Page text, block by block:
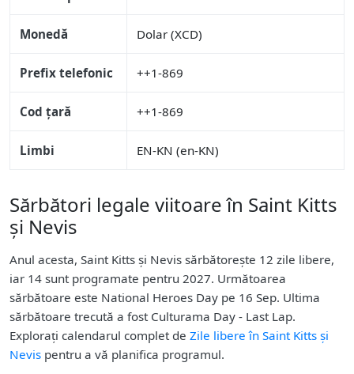
Monedă Dolar (XCD)
Prefix telefonic ++1-869
Cod țară ++1-869
Limbi EN-KN (en-KN)
Sărbători legale viitoare în Saint Kitts
și Nevis
Anul acesta, Saint Kitts și Nevis sărbătorește 12 zile libere,
iar 14 sunt programate pentru 2027. Următoarea
sărbătoare este National Heroes Day pe 16 Sep. Ultima
sărbătoare trecută a fost Culturama Day - Last Lap.
Explorați calendarul complet de Zile libere în Saint Kitts și
Nevis pentru a vă planifica programul.